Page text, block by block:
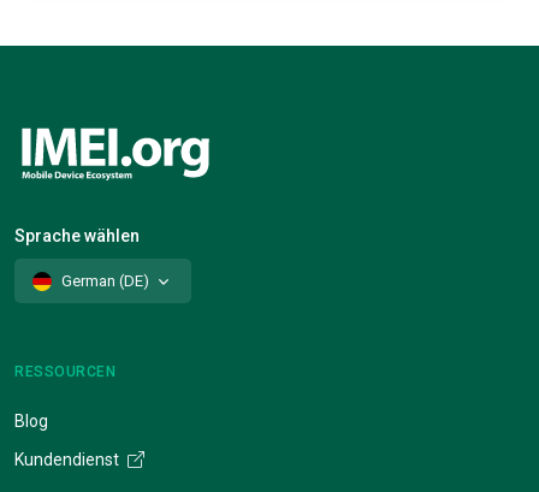
Sprache wählen
German (DE)
RESSOURCEN
Blog
Kundendienst